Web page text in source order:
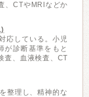
、CTやMRIなどか
応している。小児
が診断基準をもと
査、血液検査、CT
整理し、精神的な